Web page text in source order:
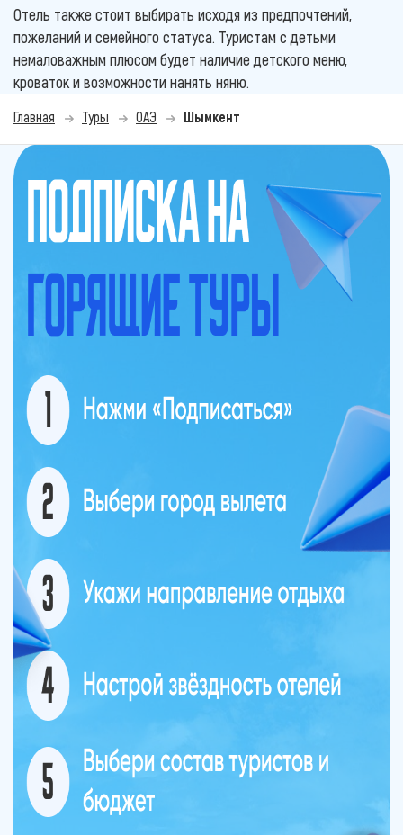
Отель также стоит выбирать исходя из предпочтений,
пожеланий и семейного статуса. Туристам с детьми
немаловажным плюсом будет наличие детского меню,
кроваток и возможности нанять няню.
Главная Туры ОАЭ Шымкент